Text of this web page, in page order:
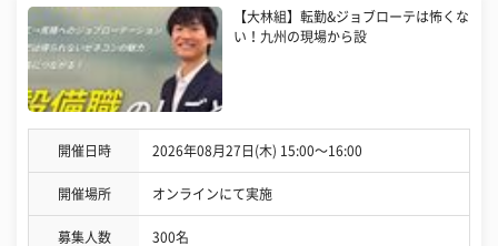
【大林組】転勤&ジョブローテは怖くな
い！九州の現場から設
開催日時 2026年08月27日(木) 15:00〜16:00
開催場所 オンラインにて実施
募集人数 300名